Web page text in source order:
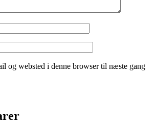
og websted i denne browser til næste gang